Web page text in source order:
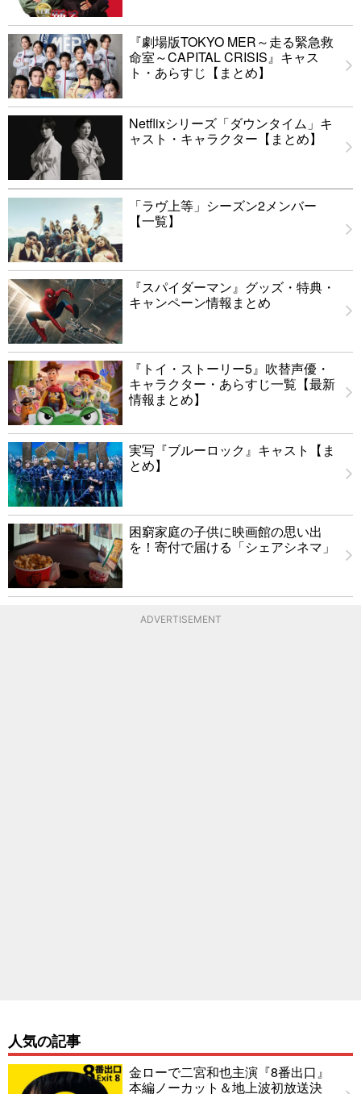
『劇場版TOKYO MER～走る緊急救
命室～CAPITAL CRISIS』キャス
ト・あらすじ【まとめ】
Netflixシリーズ「ダウンタイム」キ
ャスト・キャラクター【まとめ】
「ラヴ上等」シーズン2メンバー
【一覧】
『スパイダーマン』グッズ・特典・
キャンペーン情報まとめ
『トイ・ストーリー5』吹替声優・
キャラクター・あらすじ一覧【最新
情報まとめ】
実写『ブルーロック』キャスト【ま
とめ】
困窮家庭の子供に映画館の思い出
を！寄付で届ける「シェアシネマ」
ADVERTISEMENT
人気の記事
金ローで二宮和也主演『8番出口』
本編ノーカット＆地上波初放送決